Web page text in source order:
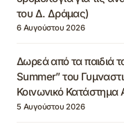
του Δ. Δράμας)
6 Αυγούστου 2026
Δωρεά από τα παιδιά
Summer” του
Κοινωνικό
5 Αυγούστου 2026